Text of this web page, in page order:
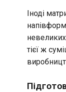
Іноді
невеликих
тієї ж